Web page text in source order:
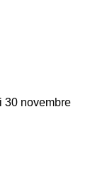
30 novembre